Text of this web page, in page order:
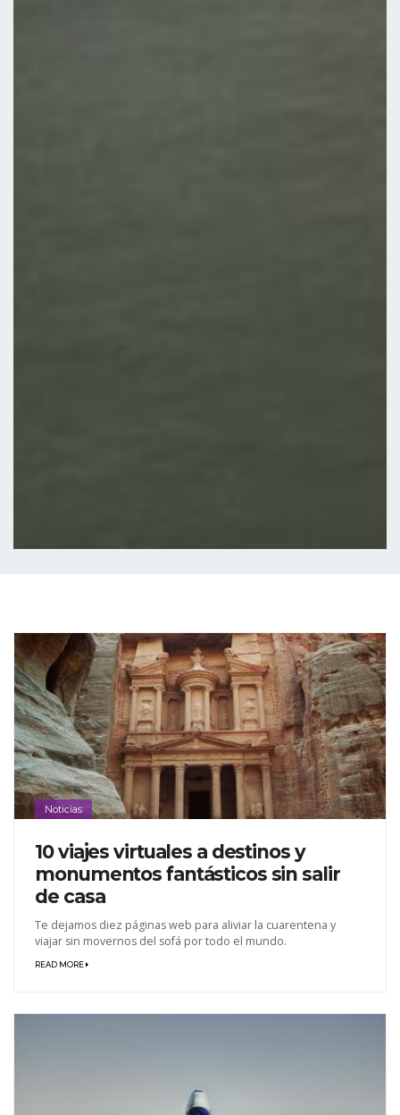
Noticias
10 viajes virtuales a destinos y
monumentos fantásticos sin salir
de casa
Te dejamos diez páginas web para aliviar la cuarentena y
viajar sin movernos del sofá por todo el mundo.
READ MORE